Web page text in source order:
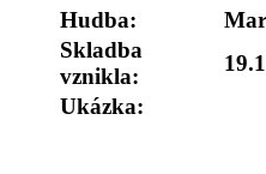
Hudba:
Skladba
vznikla:
Ukázka: